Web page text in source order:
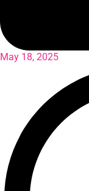
May 18, 2025